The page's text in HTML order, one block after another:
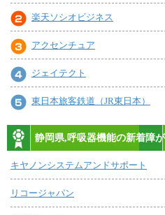
楽天ソシオビジネス
アクセンチュア
ジェイテクト
東日本旅客鉄道（JR東日本）
静岡県,呼吸器機能の新着障
キヤノンシステムアンドサポート
リコージャパン